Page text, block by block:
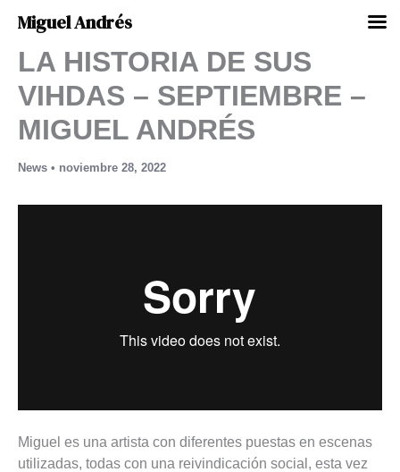
contenido
LA HISTORIA DE SUS
VIHDAS – SEPTIEMBRE –
MIGUEL ANDRÉS
News • noviembre 28, 2022
Miguel es una artista con diferentes puestas en escenas
utilizadas, todas con una reivindicación social, esta vez
Miguel Andrés